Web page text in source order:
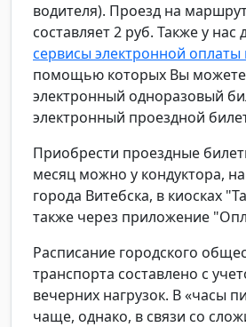
водителя). Проезд на
составляет 2 руб. Также у нас
сервисы электронной оплаты
помощью которых Вы можете
электронный одноразовый
электронный проездной
Приобрести проездные
месяц можно у кондуктора,
города Витебска, в киосках
также через приложение
Расписание городского
транспорта составлено с
вечерних нагрузок. В «часы
чаще, однако, в связи со